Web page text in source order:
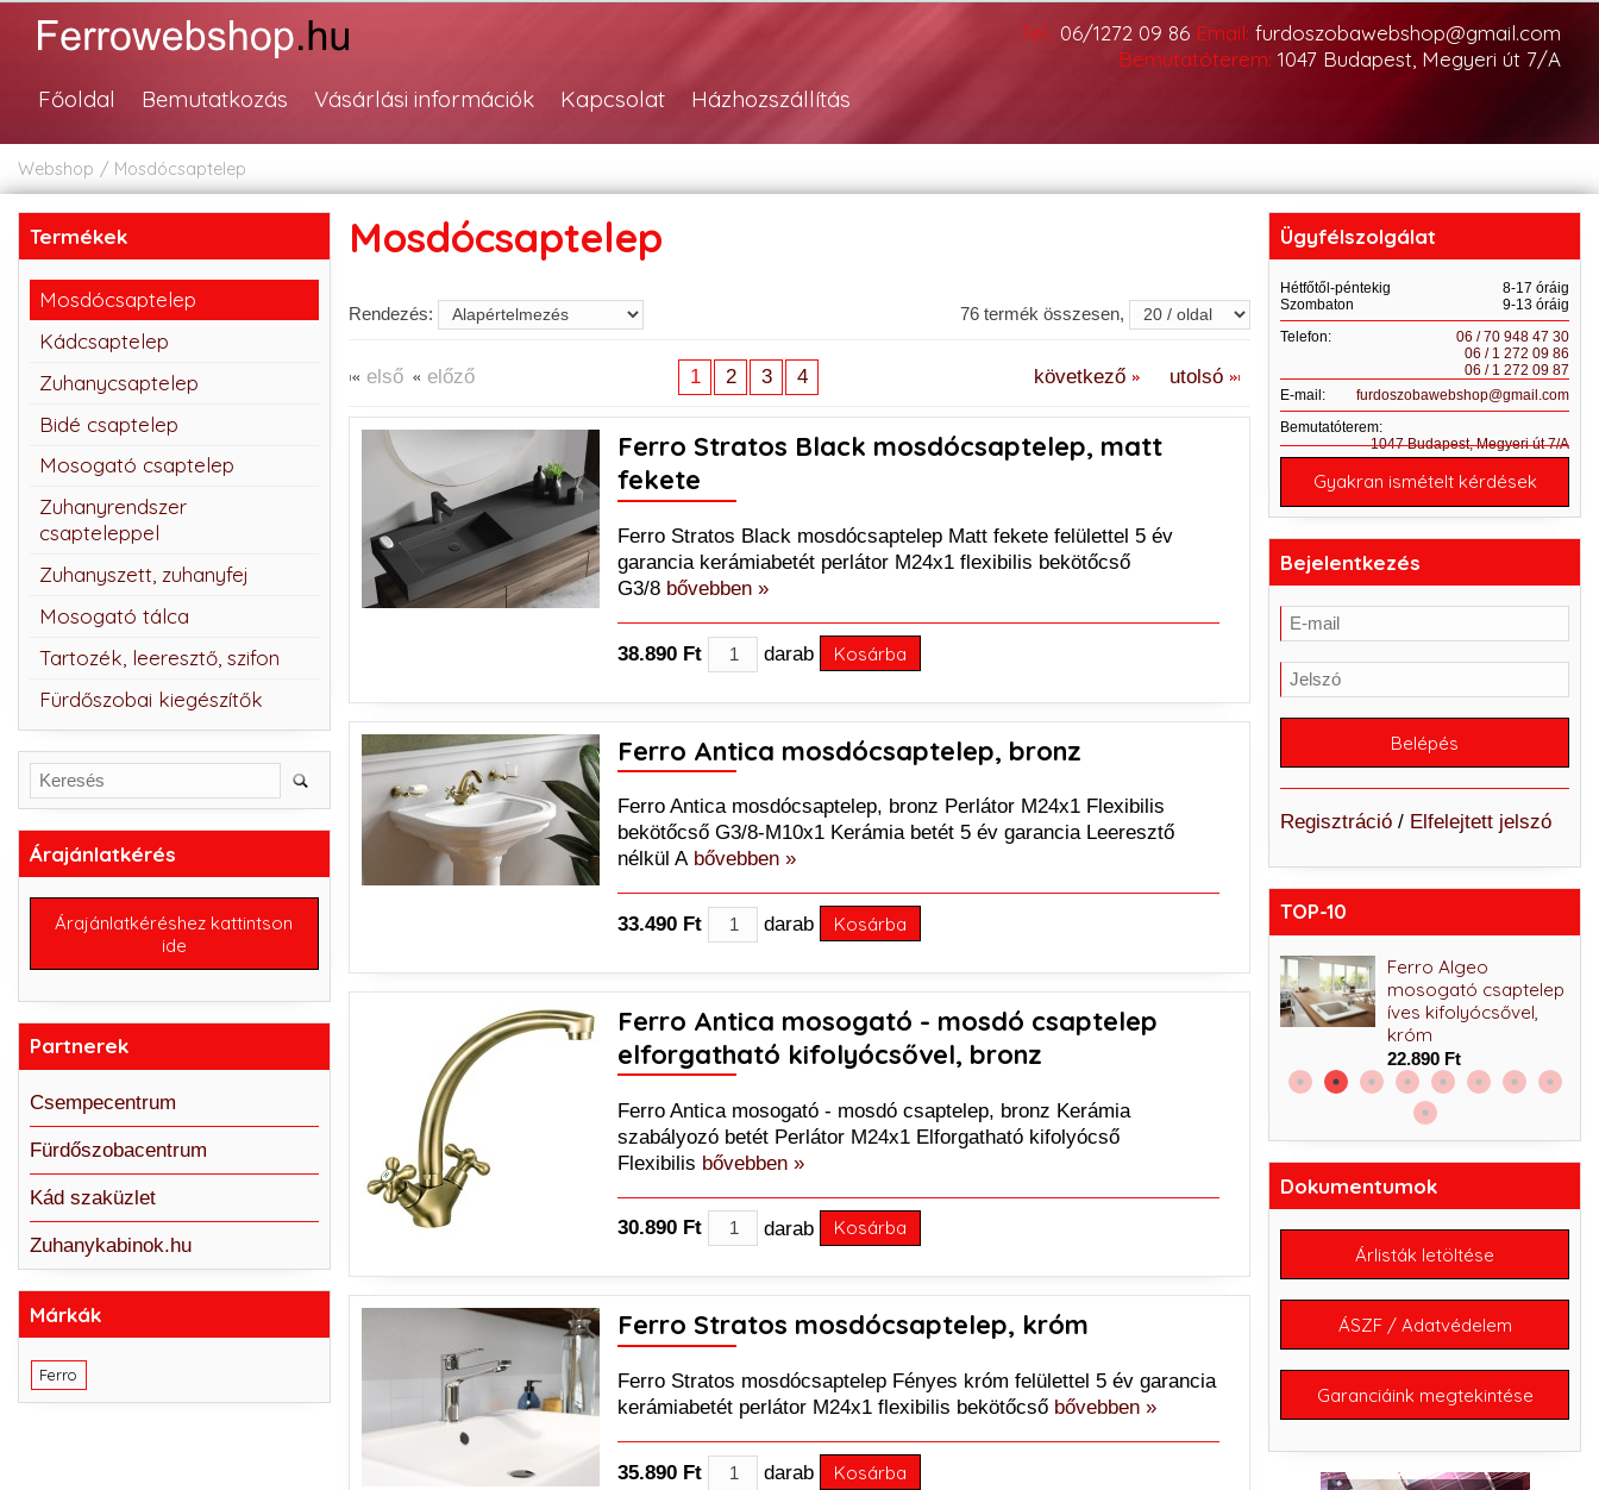
Tel.: 06/1272 09 86 Email: furdoszobawebshop@gmail.com
Bemutatóterem: 1047 Budapest, Megyeri út 7/A
Főoldal Bemutatkozás Vásárlási információk Kapcsolat Házhozszállítás
Webshop Mosdócsaptelep
Mosdócsaptelep
Rendezés: 76 termék összesen,
első előző 1 2 3 4 következő utolsó
Ferro Stratos Black mosdócsaptelep, matt
fekete
Ferro Stratos Black mosdócsaptelep Matt fekete felülettel 5 év
garancia kerámiabetét perlátor M24x1 flexibilis bekötőcső
G3/8 bővebben »
38.890 Ft darab Kosárba
Ferro Antica mosdócsaptelep, bronz
Ferro Antica mosdócsaptelep, bronz Perlátor M24x1 Flexibilis
bekötőcső G3/8-M10x1 Kerámia betét 5 év garancia Leeresztő
nélkül A bővebben »
33.490 Ft darab Kosárba
Ferro Antica mosogató - mosdó csaptelep
elforgatható kifolyócsővel, bronz
Ferro Antica mosogató - mosdó csaptelep, bronz Kerámia
szabályozó betét Perlátor M24x1 Elforgatható kifolyócső
Flexibilis bővebben »
30.890 Ft darab Kosárba
Ferro Stratos mosdócsaptelep, króm
Ferro Stratos mosdócsaptelep Fényes króm felülettel 5 év garancia
kerámiabetét perlátor M24x1 flexibilis bekötőcső bővebben »
35.890 Ft darab Kosárba
Termékek
Mosdócsaptelep
Kádcsaptelep
Zuhanycsaptelep
Bidé csaptelep
Mosogató csaptelep
Zuhanyrendszer
csapteleppel
Zuhanyszett, zuhanyfej
Mosogató tálca
Tartozék, leeresztő, szifon
Fürdőszobai kiegészítők
Árajánlatkérés
Árajánlatkéréshez kattintson
ide
Partnerek
Csempecentrum
Fürdőszobacentrum
Kád szaküzlet
Zuhanykabinok.hu
Márkák
Ferro
Ügyfélszolgálat
Hétfőtől-péntekig
8-17 óráig
Szombaton
9-13 óráig
Telefon:
06 / 70 948 47 30
06 / 1 272 09 86
06 / 1 272 09 87
E-mail:
furdoszobawebshop@gmail.com
Bemutatóterem:
1047 Budapest, Megyeri út 7/A
Gyakran ismételt kérdések
Bejelentkezés
Regisztráció/ Elfelejtett jelszó
TOP-10
Ferro Algeo Black
zuhanycsaptelep,
matt fekete
23.890 Ft
Ferro Algeo
mosogató csaptelep
íves kifolyócsővel,
króm
22.890 Ft
Dokumentumok
Árlisták letöltése
ÁSZF / Adatvédelem
Garanciáink megtekintése